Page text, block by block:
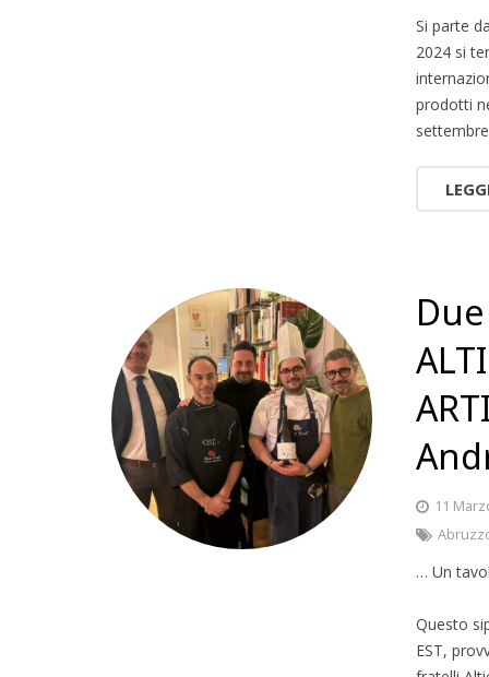
Si parte
2024 si
prodotti
11
… Un
Questo
EST,